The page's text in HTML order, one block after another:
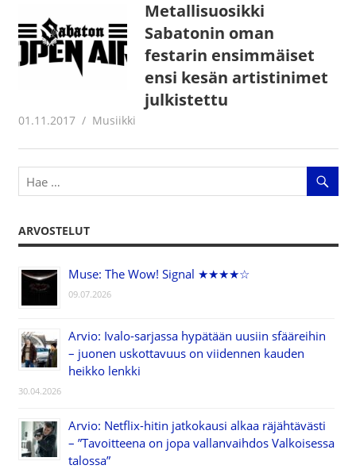
Metallisuosikki
Sabatonin oman
festarin ensimmäiset
ensi kesän artistinimet
julkistettu
01.11.2017 Juha Kaunisto
Musiikki
ARVOSTELUT
Muse: The Wow! Signal ★★★★☆
09.07.2026
Arvio: Ivalo-sarjassa hypätään uusiin sfääreihin
– juonen uskottavuus on viidennen kauden
heikko lenkki
30.04.2026
Arvio: Netflix-hitin jatkokausi alkaa räjähtävästi
– ”Tavoitteena on jopa vallanvaihdos Valkoisessa
talossa”